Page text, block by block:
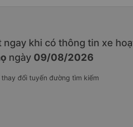
ngay khi có thông tin xe
ngày 09/08/2026
thay đổi tuyến đường tìm kiếm